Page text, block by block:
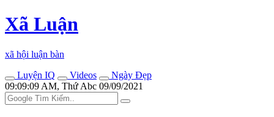
Xã Luận
xã hội luận bàn
Luyện IQ
Videos
Ngày Đẹp
09:09:09 AM, Thứ Abc 09/09/2021